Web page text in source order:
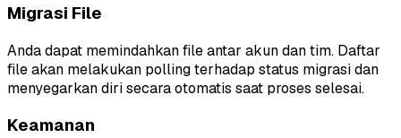
Migrasi File
Anda dapat memindahkan file antar akun dan tim. Daftar
file akan melakukan polling terhadap status migrasi dan
menyegarkan diri secara otomatis saat proses selesai.
Keamanan